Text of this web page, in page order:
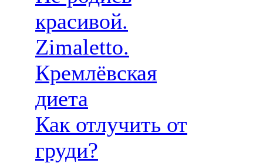
красивой.
Zimaletto.
Кремлёвская
диета
Как отлучить от
груди?